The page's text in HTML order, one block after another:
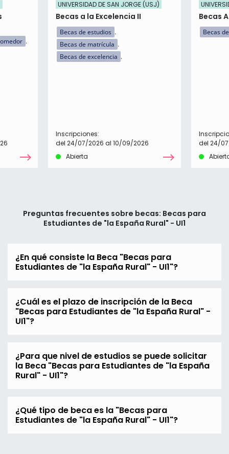
UNIVERSIDAD DE SAN JORGE (USJ)
Becas a la Excelencia II
Becas de estudios
Becas de matrícula
Becas de excelencia
Inscripciones:
del 24/07/2026 al 10/09/2026
Abierta
Becas
Becas
del 24/
Preguntas frecuentes sobre becas: Becas para
Estudiantes de "la España Rural" - UI1
¿En qué consiste la Beca "Becas para
Estudiantes de "la España Rural" - UI1"?
¿Cuál es el plazo de inscripción de la Beca
"Becas para Estudiantes de "la España Rural" -
UI1"?
¿Para que nivel de estudios se puede solicitar
la Beca "Becas para Estudiantes de "la España
Rural" - UI1"?
¿Qué tipo de beca es la "Becas para
Estudiantes de "la España Rural" - UI1"?